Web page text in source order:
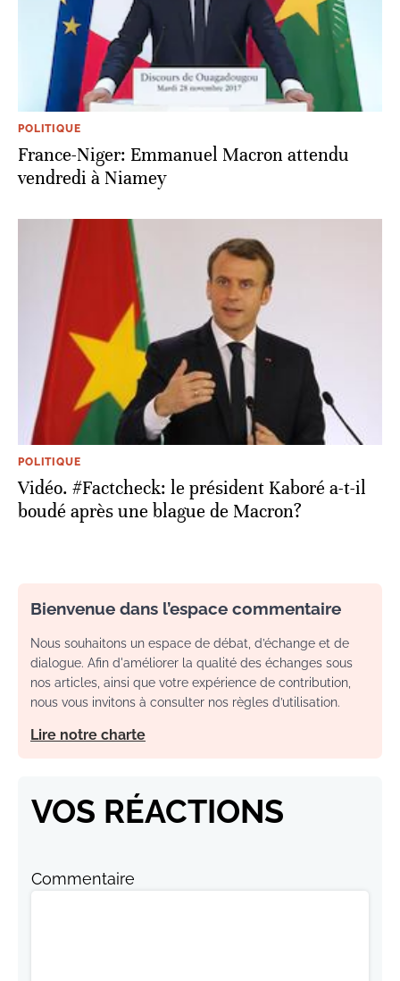
POLITIQUE
France-Niger: Emmanuel Macron attendu
vendredi à Niamey
POLITIQUE
Vidéo. #Factcheck: le président Kaboré a-t-il
boudé après une blague de Macron?
Bienvenue dans l’espace commentaire
Nous souhaitons un espace de débat, d’échange et de
dialogue. Afin d'améliorer la qualité des échanges sous
nos articles, ainsi que votre expérience de contribution,
nous vous invitons à consulter nos règles d’utilisation.
Lire notre charte
VOS RÉACTIONS
Commentaire